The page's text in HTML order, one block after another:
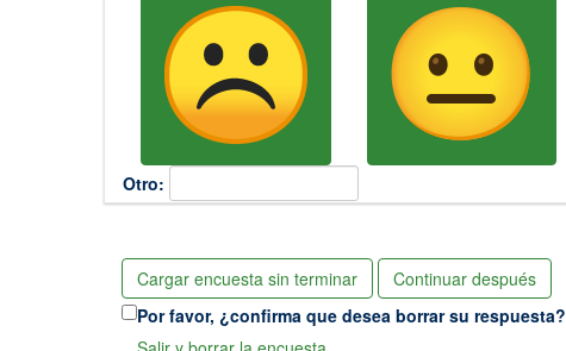
Otro:
Cargar encuesta sin terminar
Continuar después
Por favor, ¿confirma que desea borrar su respuesta?